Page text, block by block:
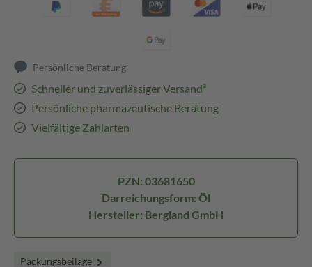
Persönliche Beratung
Schneller und zuverlässiger Versand³
Persönliche pharmazeutische Beratung
Vielfältige Zahlarten
PZN: 03681650
Darreichungsform: Öl
Hersteller: Bergland GmbH
Packungsbeilage